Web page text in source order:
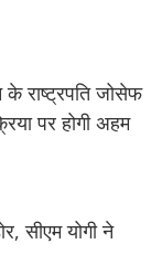
राष्ट्रपति जोसेफ
पर होगी अहम
सीएम योगी ने